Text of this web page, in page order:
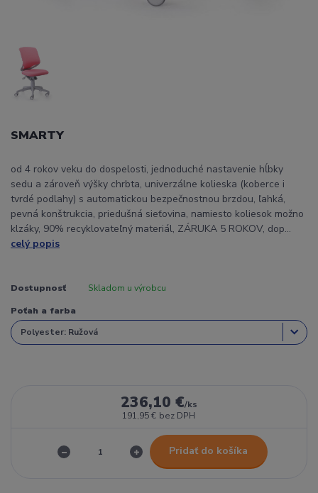
SMARTY
od 4 rokov veku do dospelosti, jednoduché nastavenie hĺbky
sedu a zároveň výšky chrbta, univerzálne kolieska (koberce i
tvrdé podlahy) s automatickou bezpečnostnou brzdou, ľahká,
pevná konštrukcia, priedušná sieťovina, namiesto koliesok možno
klzáky, 90% recyklovateľný materiál, ZÁRUKA 5 ROKOV, dop...
celý popis
Dostupnosť Skladom u výrobcu
Poťah a farba
236,10 €/ks
191,95 € bez DPH
Pridať do košíka